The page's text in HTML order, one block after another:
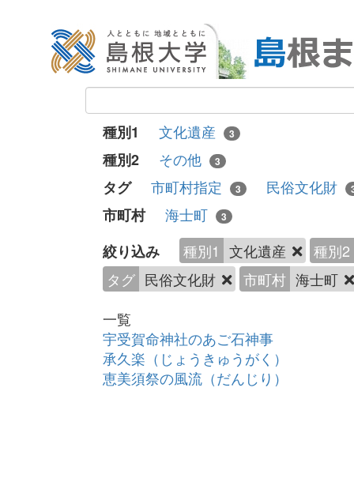
種別1 文化遺産 3
種別2 その他 3
タグ 市町村指定 3 民俗文化財
市町村 海士町 3
絞り込み 種別1 文化遺産
種別2
タグ 民俗文化財 市町村 海士町
一覧
宇受賀命神社のあご石神事
承久楽（じょうきゅうがく）
恵美須祭の風流（だんじり）